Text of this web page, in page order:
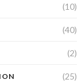
(10)
(40)
(2)
(25)